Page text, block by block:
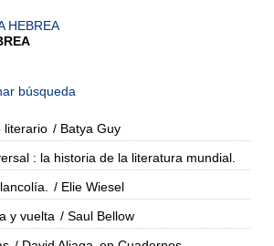
HEBREA
búsqueda
literario / Batya Guy
: la historia de la literatura mundial.
/ Elie Wiesel
y vuelta / Saul Bellow